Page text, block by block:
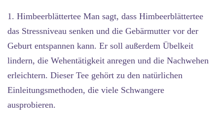
1. Himbeerblättertee Man sagt, dass Himbeerblättertee
das Stressniveau senken und die Gebärmutter vor der
Geburt entspannen kann. Er soll außerdem Übelkeit
lindern, die Wehentätigkeit anregen und die Nachwehen
erleichtern. Dieser Tee gehört zu den natürlichen
Einleitungsmethoden, die viele Schwangere
ausprobieren.